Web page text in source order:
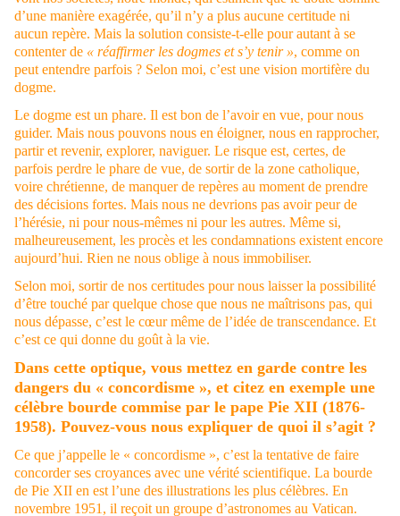
d’une manière exagérée, qu’il n’y a plus aucune certitude ni
aucun repère. Mais la solution consiste-t-elle pour autant à se
contenter de « réaffirmer les dogmes et s’y tenir », comme on
peut entendre parfois ? Selon moi, c’est une vision mortifère du
dogme.
Le dogme est un phare. Il est bon de l’avoir en vue, pour nous
guider. Mais nous pouvons nous en éloigner, nous en rapprocher,
partir et revenir, explorer, naviguer. Le risque est, certes, de
parfois perdre le phare de vue, de sortir de la zone catholique,
voire chrétienne, de manquer de repères au moment de prendre
des décisions fortes. Mais nous ne devrions pas avoir peur de
l’hérésie, ni pour nous-mêmes ni pour les autres. Même si,
malheureusement, les procès et les condamnations existent encore
aujourd’hui. Rien ne nous oblige à nous immobiliser.
Selon moi, sortir de nos certitudes pour nous laisser la possibilité
d’être touché par quelque chose que nous ne maîtrisons pas, qui
nous dépasse, c’est le cœur même de l’idée de transcendance. Et
c’est ce qui donne du goût à la vie.
Dans cette optique, vous mettez en garde contre les
dangers du « concordisme », et citez en exemple une
célèbre bourde commise par le pape Pie XII (1876-
1958). Pouvez-vous nous expliquer de quoi il s’agit ?
Ce que j’appelle le « concordisme », c’est la tentative de faire
concorder ses croyances avec une vérité scientifique. La bourde
de Pie XII en est l’une des illustrations les plus célèbres. En
novembre 1951, il reçoit un groupe d’astronomes au Vatican.